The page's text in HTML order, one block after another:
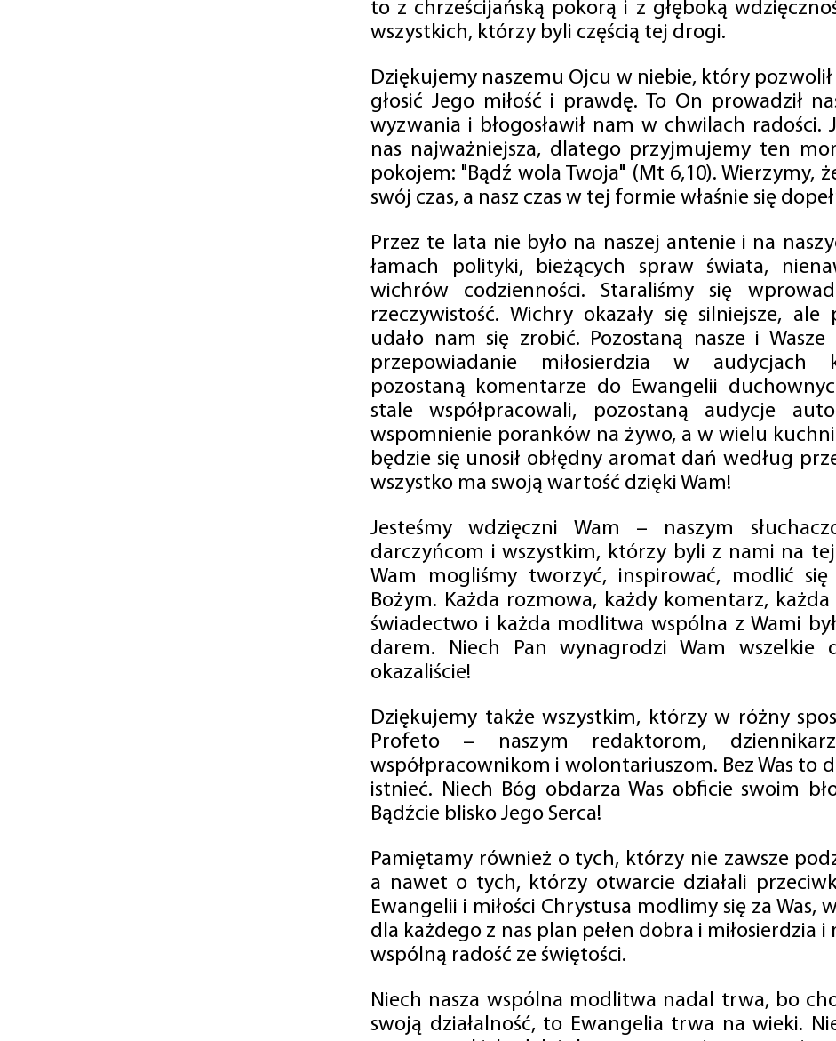
to z chrześcijańską pokorą i z głęboką
wszystkich, którzy byli częścią tej drogi.
Dziękujemy naszemu Ojcu w niebie, który
głosić Jego miłość i prawdę. To On prowadził
wyzwania i błogosławił nam w chwilach radości.
nas najważniejsza, dlatego przyjmujemy ten
pokojem: "Bądź wola Twoja" (Mt 6,10). Wierzymy,
swój czas, a nasz czas w tej formie właśnie się
Przez te lata nie było na naszej antenie i na
łamach polityki, bieżących spraw świata,
wichrów codzienności. Staraliśmy się
rzeczywistość. Wichry okazały się silniejsze,
udało nam się zrobić. Pozostaną nasze i Wasze
przepowiadanie miłosierdzia w audycjach
pozostaną komentarze do Ewangelii
stale współpracowali, pozostaną audycje
wspomnienie poranków na żywo, a w wielu
będzie się unosił obłędny aromat dań według
wszystko ma swoją wartość dzięki Wam!
Jesteśmy wdzięczni Wam – naszym
darczyńcom i wszystkim, którzy byli z nami na
Wam mogliśmy tworzyć, inspirować, modlić się
Bożym. Każda rozmowa, każdy komentarz,
świadectwo i każda modlitwa wspólna z Wami
darem. Niech Pan wynagrodzi Wam wszelkie
okazaliście!
Dziękujemy także wszystkim, którzy w różny
Profeto – naszym redaktorom,
współpracownikom i wolontariuszom. Bez Was to
istnieć. Niech Bóg obdarza Was obficie swoim
Bądźcie blisko Jego Serca!
Pamiętamy również o tych, którzy nie zawsze
a nawet o tych, którzy otwarcie działali
Ewangelii i miłości Chrystusa modlimy się za Was,
dla każdego z nas plan pełen dobra i miłosierdzia
wspólną radość ze świętości.
Niech nasza wspólna modlitwa nadal trwa, bo
swoją działalność, to Ewangelia trwa na wieki.